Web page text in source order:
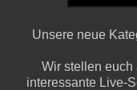
Unsere neue
Wir stellen euch
interessante Live-